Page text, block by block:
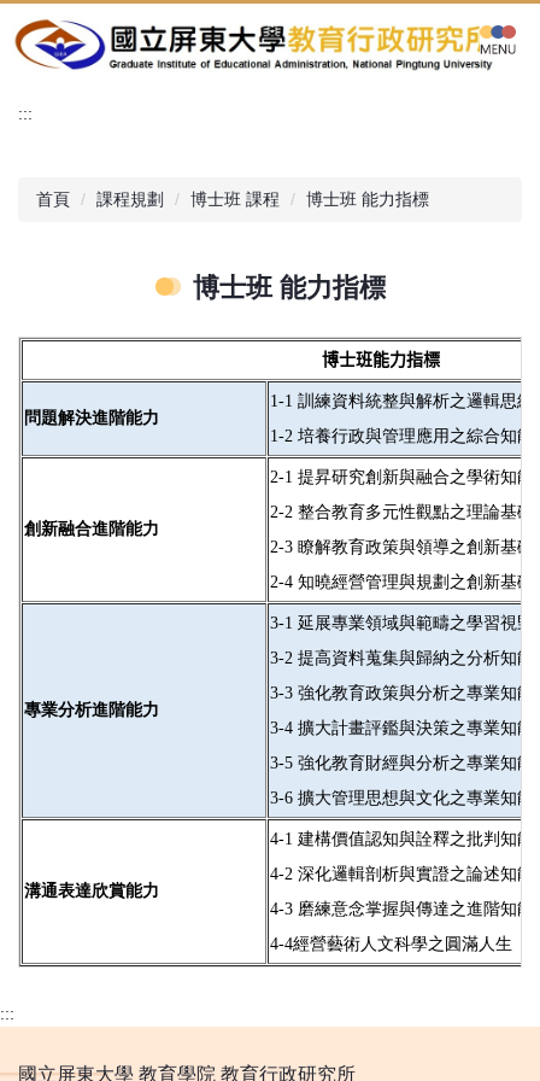
到
內
:::
首頁 課程規劃 博士班 課程 博士班 能力指標
博士班 能力指標
博士班能力指標
問題解決進階能力
1-1 訓練資料統整與解析之邏輯思維
1-2 培養行政與管理應用之綜合知能
創新融合進階能力
2-1 提昇研究創新與融合之學術知能
2-2 整合教育多元性觀點之理論基礎
2-3 瞭解教育政策與領導之創新基礎
2-4 知曉經營管理與規劃之創新基礎
專業分析進階能力
3-1 延展專業領域與範疇之學習視野
3-2 提高資料蒐集與歸納之分析知能
3-3 強化教育政策與分析之專業知能
3-4 擴大計畫評鑑與決策之專業知能
3-5 強化教育財經與分析之專業知能
3-6 擴大管理思想與文化之專業知能
溝通表達欣賞能力
4-1 建構價值認知與詮釋之批判知能
4-2 深化邏輯剖析與實證之論述知能
4-3 磨練意念掌握與傳達之進階知能
4-4經營藝術人文科學之圓滿人生
:::
國立屏東大學 教育學院 教育行政研究所